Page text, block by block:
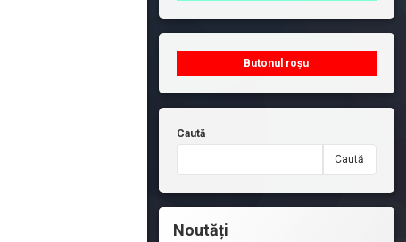
Butonul roșu
Caută
Caută
Noutăți